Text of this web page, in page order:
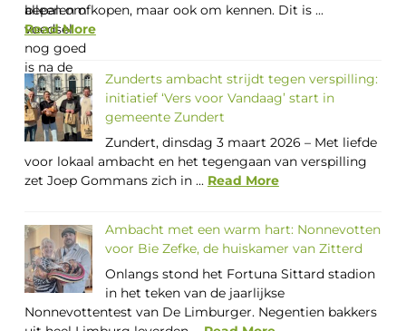
alleen om kopen, maar ook om kennen. Dit is ...
Read More
Zunderts ambacht strijdt tegen verspilling:
initiatief ‘Vers voor Vandaag’ start in
gemeente Zundert
Zundert, dinsdag 3 maart 2026 – Met liefde
voor lokaal ambacht en het tegengaan van verspilling
zet Joep Gommans zich in ... Read More
Ambacht met een warm hart: Nonnevotten
voor Bie Zefke, de huiskamer van Zitterd
Onlangs stond het Fortuna Sittard stadion
in het teken van de jaarlijkse
Nonnevottentest van De Limburger. Negentien bakkers